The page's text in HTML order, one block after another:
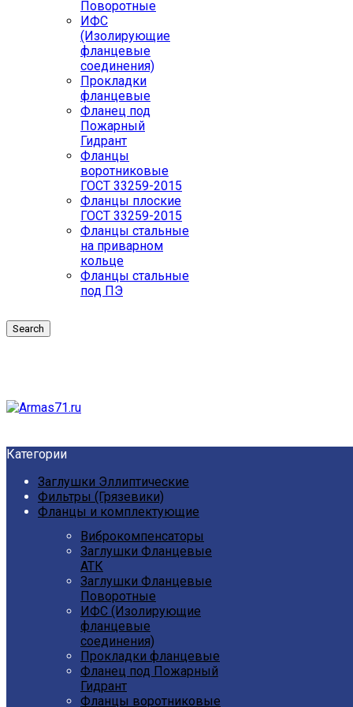
Поворотные
ИФС
(Изолирующие
фланцевые
соединения)
Прокладки
фланцевые
Фланец под
Пожарный
Гидрант
Фланцы
воротниковые
ГОСТ 33259-2015
Фланцы плоские
ГОСТ 33259-2015
Фланцы стальные
на приварном
кольце
Фланцы стальные
под ПЭ
Search
Категории
Заглушки Эллиптические
Фильтры (Грязевики)
Фланцы и комплектующие
Виброкомпенсаторы
Заглушки Фланцевые
АТК
Заглушки Фланцевые
Поворотные
ИФС (Изолирующие
фланцевые
соединения)
Прокладки фланцевые
Фланец под Пожарный
Гидрант
Фланцы воротниковые